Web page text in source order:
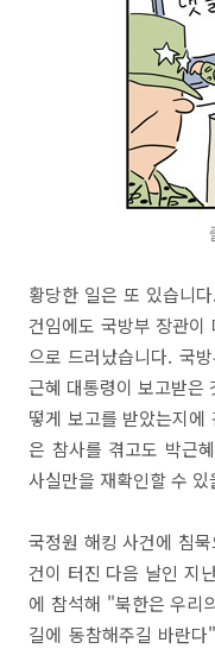
황당한 일은 또 있습니
건임에도 국방부 장관이
으로 드러났습니다. 국
근혜 대통령이 보고받은
떻게 보고를 받았는지에
은 참사를 겪고도 박근
사실만을 재확인할 수 있
국정원 해킹 사건에 침
건이 터진 다음 날인 지
에 참석해 "북한은 우리
길에 동참해주길 바란